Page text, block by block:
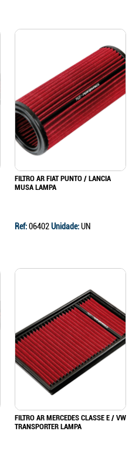
FILTRO AR FIAT PUNTO / LANCIA
MUSA LAMPA
Ref:06402Unidade:UN
FILTRO AR MERCEDES CLASSE E / VW
TRANSPORTER LAMPA